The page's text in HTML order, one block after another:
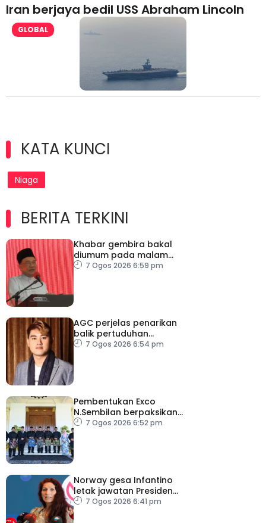
Iran berjaya bedil USS Abraham Lincoln
GLOBAL
KATA KUNCI
Niaga
BERITA TERKINI
Khabar gembira bakal
diumum pada malam
ambang merdeka
7 Ogos 2026 6:59 pm
AGC perjelas penarikan
balik pertuduhan
terhadap Nicky Liow
7 Ogos 2026 6:54 pm
Pembentukan Exco
N.Sembilan berpaksikan
cekap, integriti dan kerja
7 Ogos 2026 6:52 pm
Norway gesa Infantino
letak jawatan Presiden
FIFA7 Ogos 2026 6:41 pm